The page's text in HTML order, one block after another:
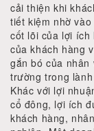
cải thiện khi
tiết kiệm nhờ
cốt lõi của lợi ích
của khách hàng
gắn bó của
trường trong
Khác với lợi
cổ đông, lợi ích
khách hàng,